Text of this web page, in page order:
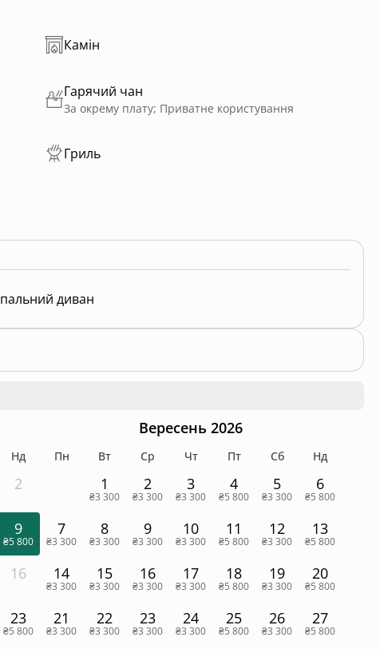
Камін
Гарячий чан
За окрему плату; Приватне користування
Гриль
диван
Нд
2
9
₴5 800
16
23
₴5 800
Вересень 2026
Пн Вт Ср Чт Пт Сб Нд
1
₴3 300
2
₴3 300
3
₴3 300
4
₴5 800
5
₴3 300
6
₴5 800
7
₴3 300
8
₴3 300
9
₴3 300
10
₴3 300
11
₴5 800
12
₴3 300
13
₴5 800
14
₴3 300
15
₴3 300
16
₴3 300
17
₴3 300
18
₴5 800
19
₴3 300
20
₴5 800
21
₴3 300
22
₴3 300
23
₴3 300
24
₴3 300
25
₴5 800
26
₴3 300
27
₴5 800